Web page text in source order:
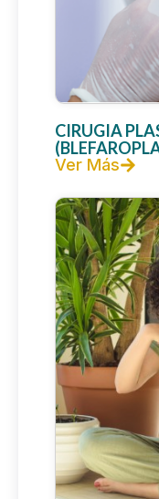
CIRUGIA
Ver Más